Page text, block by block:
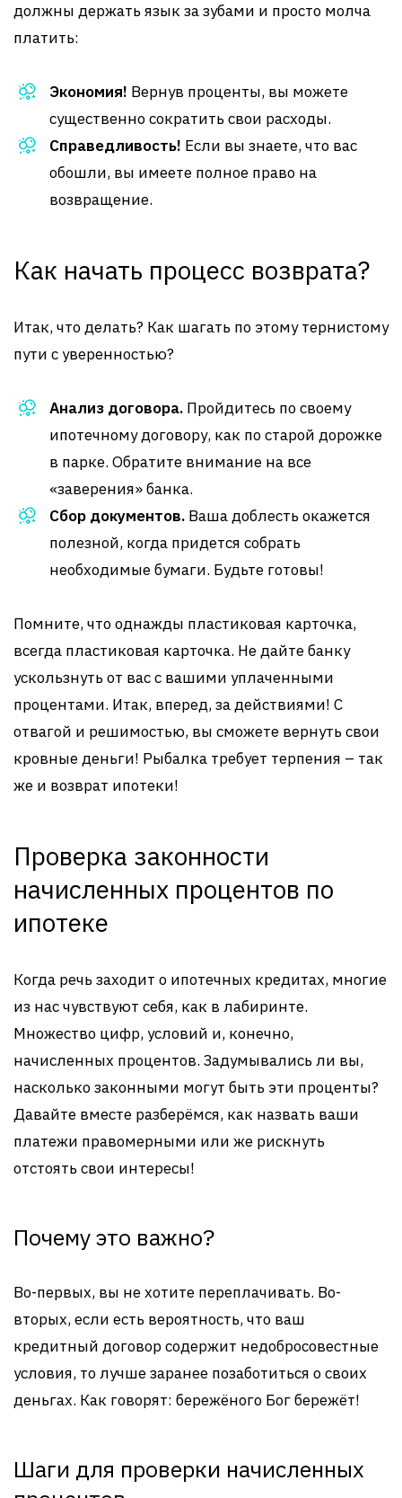
должны держать язык за зубами и просто молча
платить:
Экономия! Вернув проценты, вы можете
существенно сократить свои расходы.
Справедливость! Если вы знаете, что вас
обошли, вы имеете полное право на
возвращение.
Как начать процесс возврата?
Итак, что делать? Как шагать по этому тернистому
пути с уверенностью?
Анализ договора. Пройдитесь по своему
ипотечному договору, как по старой дорожке
в парке. Обратите внимание на все
«заверения» банка.
Сбор документов. Ваша доблесть окажется
полезной, когда придется собрать
необходимые бумаги. Будьте готовы!
Помните, что однажды пластиковая карточка,
всегда пластиковая карточка. Не дайте банку
ускользнуть от вас с вашими уплаченными
процентами. Итак, вперед, за действиями! С
отвагой и решимостью, вы сможете вернуть свои
кровные деньги! Рыбалка требует терпения – так
же и возврат ипотеки!
Проверка законности
начисленных процентов по
ипотеке
Когда речь заходит о ипотечных кредитах, многие
из нас чувствуют себя, как в лабиринте.
Множество цифр, условий и, конечно,
начисленных процентов. Задумывались ли вы,
насколько законными могут быть эти проценты?
Давайте вместе разберёмся, как назвать ваши
платежи правомерными или же рискнуть
отстоять свои интересы!
Почему это важно?
Во-первых, вы не хотите переплачивать. Во-
вторых, если есть вероятность, что ваш
кредитный договор содержит недобросовестные
условия, то лучше заранее позаботиться о своих
деньгах. Как говорят: бережёного Бог бережёт!
Шаги для проверки начисленных